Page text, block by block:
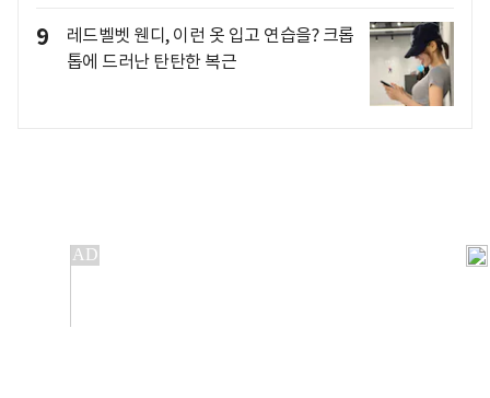
9
레드벨벳 웬디, 이런 옷 입고 연습을? 크롭
톱에 드러난 탄탄한 복근